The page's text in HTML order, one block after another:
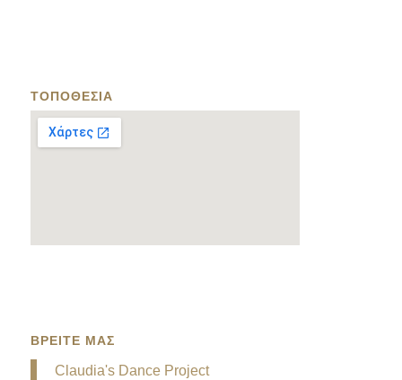
ΤΟΠΟΘΕΣΙΑ
ΒΡΕΙΤΕ ΜΑΣ
Claudia's Dance Project